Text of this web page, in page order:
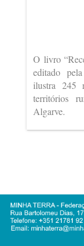
O livro
editado
ilustra 245
territórios
Algarve.